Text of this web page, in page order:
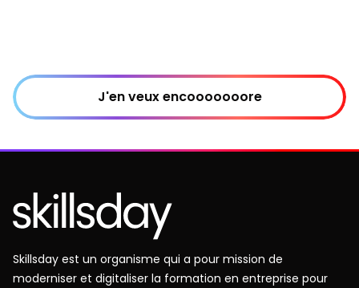
J'en veux encooooooore
Skillsday est un organisme qui a pour mission de
moderniser et digitaliser la formation en entreprise pour